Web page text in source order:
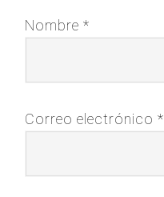
Nombre*
Correo electrónico*